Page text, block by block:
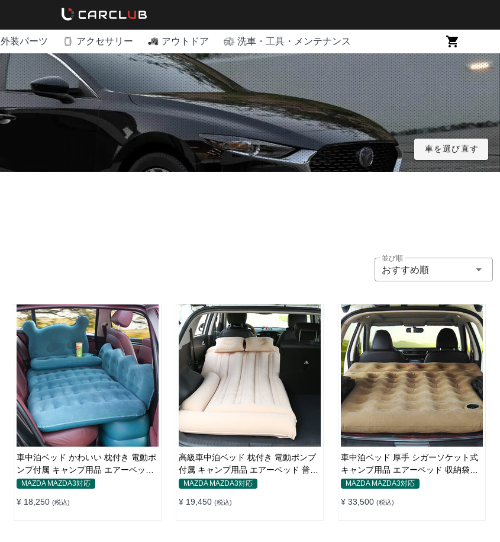
外装パーツ アクセサリー アウトドア 洗車・工具・メンテナンス
車を選び直す
並び順
おすすめ順
車中泊ベッド かわいい 枕付き 電動ポ
ンプ付属 キャンプ用品 エアーベッド
普通車 SUV
MAZDA MAZDA3対応
¥ 18,250 (税込)
高級車中泊ベッド 枕付き 電動ポンプ
付属 キャンプ用品 エアーベッド 普通
車 SUV
MAZDA MAZDA3対応
¥ 19,450 (税込)
車中泊ベッド 厚手 シガーソケット式
キャンプ用品 エアーベッド 収納袋付
き 普通車 SUV適用
MAZDA MAZDA3対応
¥ 33,500 (税込)